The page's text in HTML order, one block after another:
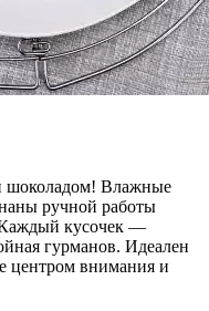
шоколадом! Влажные
ручной работы
Каждый кусочек —
гурманов. Идеален
центром внимания и